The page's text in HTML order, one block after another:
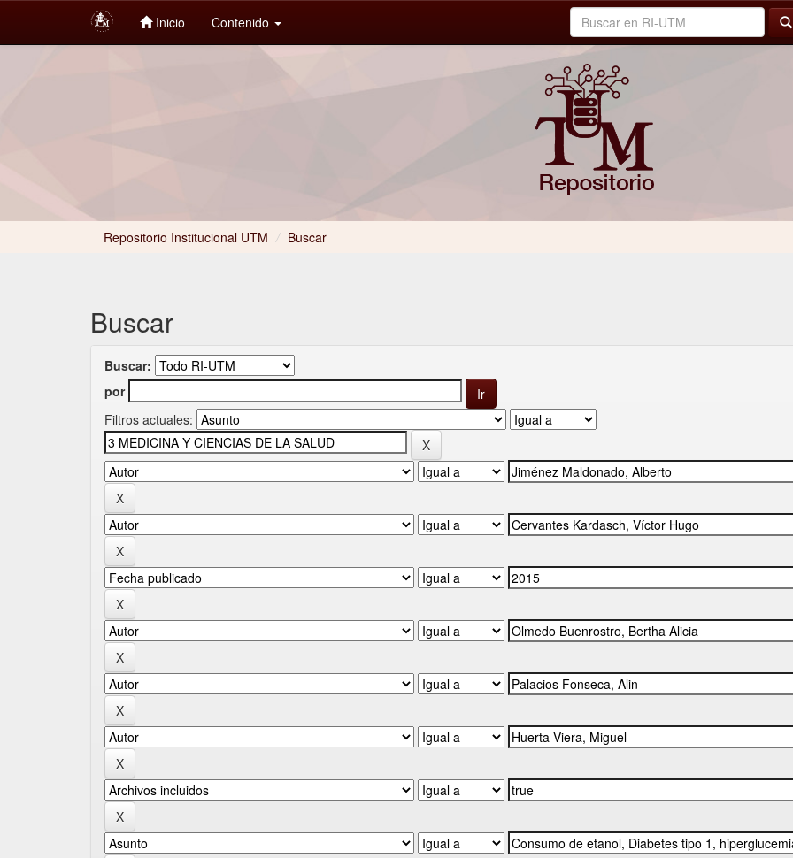
Inicio Contenido
Repositorio Institucional UTM / Buscar
Buscar
Buscar:
por
Filtros actuales: